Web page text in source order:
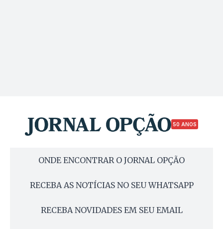
50 ANOS
ONDE ENCONTRAR O JORNAL OPÇÃO
RECEBA AS NOTÍCIAS NO SEU WHATSAPP
RECEBA NOVIDADES EM SEU EMAIL